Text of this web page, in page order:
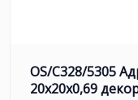
OS/C328/5305
20x20x0,69